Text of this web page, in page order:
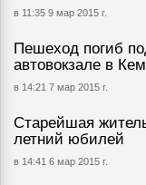
в 11:35 9 мар 2015 г.
Пешеход погиб
автовокзале в
в 14:21 7 мар 2015 г.
Старейшая
летний юбилей
в 14:41 6 мар 2015 г.